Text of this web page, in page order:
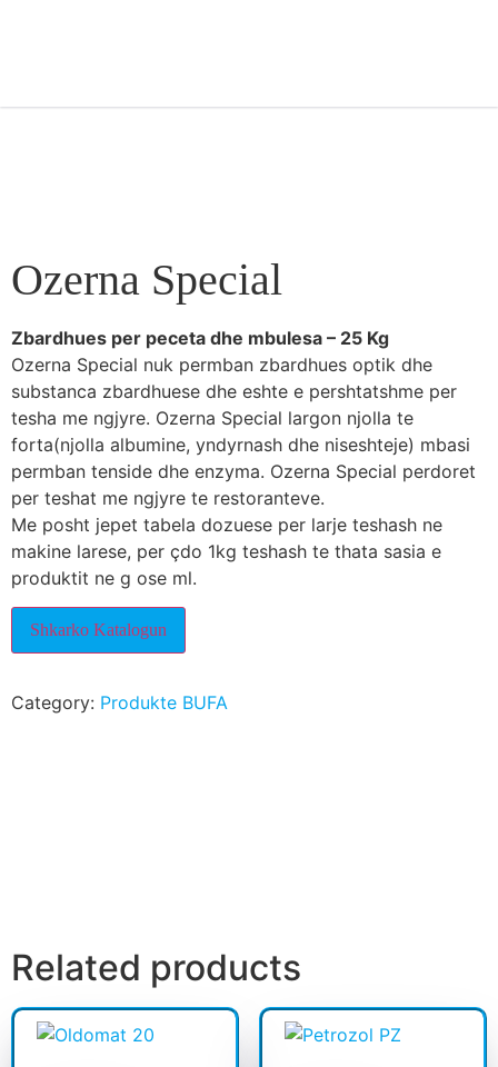
Ozerna Special
Zbardhues per peceta dhe mbulesa – 25 Kg
Ozerna Special nuk permban zbardhues optik dhe
substanca zbardhuese dhe eshte e pershtatshme per
tesha me ngjyre. Ozerna Special largon njolla te
forta(njolla albumine, yndyrnash dhe niseshteje) mbasi
permban tenside dhe enzyma. Ozerna Special perdoret
per teshat me ngjyre te restoranteve.
Me posht jepet tabela dozuese per larje teshash ne
makine larese, per çdo 1kg teshash te thata sasia e
produktit ne g ose ml.
Shkarko Katalogun
Category: Produkte BUFA
Related products